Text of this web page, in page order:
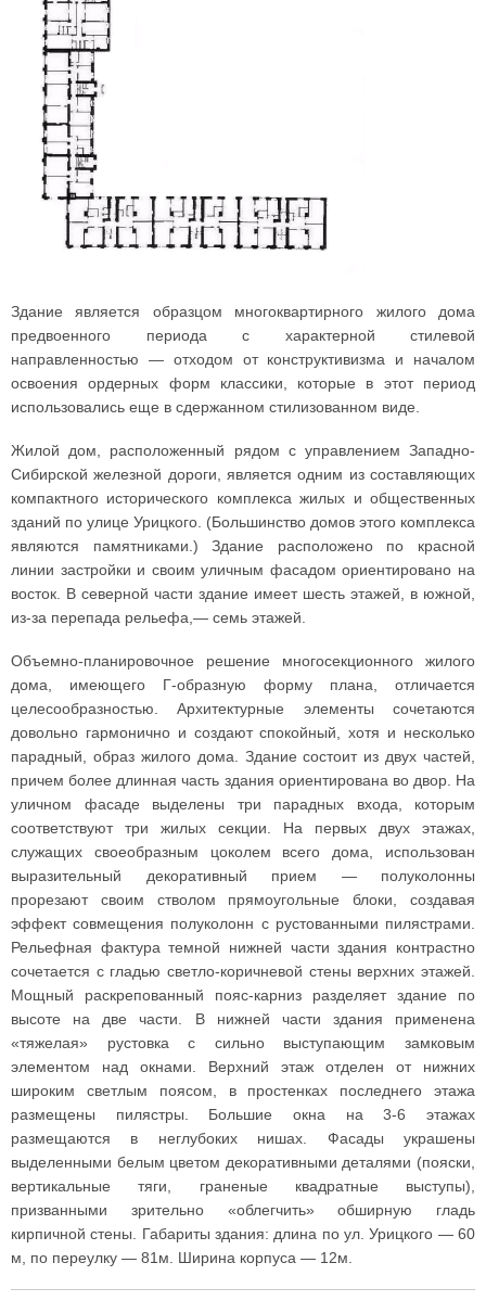
Здание является образцом многоквартирного жилого дома
предвоенного периода с характерной стилевой
направленностью — отходом от конструктивизма и началом
освоения ордерных форм классики, которые в этот период
использовались еще в сдержанном стилизованном виде.
Жилой дом, расположенный рядом с управлением Западно-
Сибирской железной дороги, является одним из составляющих
компактного исторического комплекса жилых и общественных
зданий по улице Урицкого. (Большинство домов этого комплекса
являются памятниками.) Здание расположено по красной
линии застройки и своим уличным фасадом ориентировано на
восток. В северной части здание имеет шесть этажей, в южной,
из-за перепада рельефа,— семь этажей.
Объемно-планировочное решение многосекционного жилого
дома, имеющего Г-образную форму плана, отличается
целесообразностью. Архитектурные элементы сочетаются
довольно гармонично и создают спокойный, хотя и несколько
парадный, образ жилого дома. Здание состоит из двух частей,
причем более длинная часть здания ориентирована во двор. На
уличном фасаде выделены три парадных входа, которым
соответствуют три жилых секции. На первых двух этажах,
служащих своеобразным цоколем всего дома, использован
выразительный декоративный прием — полуколонны
прорезают своим стволом прямоугольные блоки, создавая
эффект совмещения полуколонн с рустованными пилястрами.
Рельефная фактура темной нижней части здания контрастно
сочетается с гладью светло-коричневой стены верхних этажей.
Мощный раскрепованный пояс-карниз разделяет здание по
высоте на две части. В нижней части здания применена
«тяжелая» рустовка с сильно выступающим замковым
элементом над окнами. Верхний этаж отделен от нижних
широким светлым поясом, в простенках последнего этажа
размещены пилястры. Большие окна на 3-6 этажах
размещаются в неглубоких нишах. Фасады украшены
выделенными белым цветом декоративными деталями (пояски,
вертикальные тяги, граненые квадратные выступы),
призванными зрительно «облегчить» обширную гладь
кирпичной стены. Габариты здания: длина по ул. Урицкого — 60
м, по переулку — 81м. Ширина корпуса — 12м.